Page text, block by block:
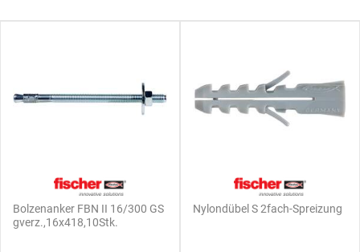
Bolzenanker FBN II 16/300 GS
gverz.,16x418,10Stk.
Nylondübel S 2fach-Spreizung